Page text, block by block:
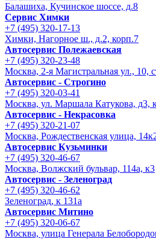
Балашиха, Кучинское шоссе, д.8
Сервис Химки
+7 (495) 320-17-13
Химки, Нагорное ш., д.2, корп.7
Автосервис Полежаевская
+7 (495) 320-23-48
Москва, 2-я Магистральная ул., 10,
Автосервис - Строгино
+7 (495) 320-03-41
Москва, ул. Маршала Катукова, д3,
Автосервис - Некрасовка
+7 (495) 320-21-07
Москва, Рождественская улица,
Автосервис Кузьминки
+7 (495) 320-46-67
Москва, Волжский бульвар, 114а, к3
Автосервис - Зеленоград
+7 (495) 320-46-62
Зеленоград, к 131а
Автосервис Митино
+7 (495) 320-06-67
Москва, улица Генерала